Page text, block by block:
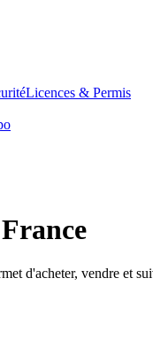
Licences & Permis
d'acheter, vendre et